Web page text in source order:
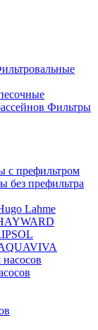
Фильтры
с префильтром
без префильтра
Lahme